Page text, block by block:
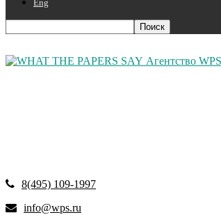
Eng
Агентство
8(495) 109-1997
info@wps.ru